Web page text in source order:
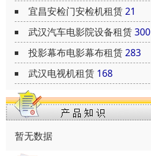
宜昌安检门安检机租赁21
武汉汽车电影院设备租赁300
投影幕布电影幕布租赁283
武汉电视机租赁 168
暂无数据